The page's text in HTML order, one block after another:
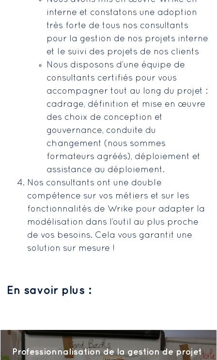
interne et constatons une adoption
très forte de tous nos consultants
pour la gestion de nos projets interne
et le suivi des projets de nos clients
Nous disposons d’une équipe de
consultants certifiés pour vous
accompagner tout au long du projet :
cadrage, définition et mise en œuvre
des choix de conception et
gouvernance, conduite du
changement (nous sommes
formateurs agréés), déploiement et
assistance au déploiement.
Nos consultants ont une double
compétence sur vos métiers et sur les
fonctionnalités de Wrike pour adapter la
modélisation dans l’outil au plus proche
de vos besoins. Cela vous garantit une
solution sur mesure !
En savoir plus :
Professionnalisation de la gestion de projet